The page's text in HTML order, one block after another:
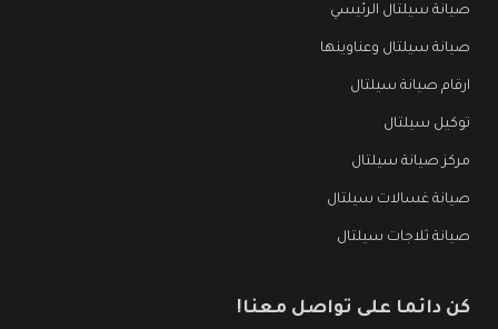
صيانة سيلتال الرئيسي
صيانة سيلتال وعناوينها
ارقام صيانة سيلتال
توكيل سيلتال
مركز صيانة سيلتال
صيانة غسالات سيلتال
صيانة ثلاجات سيلتال
كن دائما على تواصل معنا!